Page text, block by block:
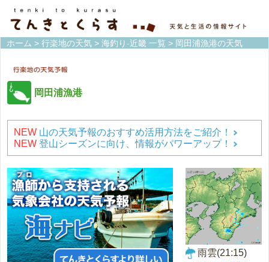
ホーム > 行楽地の天気 > 海釣り-近畿 一覧 > 岡田浦漁港の天気
岡田浦漁港
NEW 山の天気予報のおすすめ活用方法をご紹介！
NEW 登山シーズンに向け、情報がパワーアップ！
雨雲(21:15)